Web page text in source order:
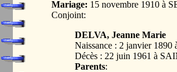
Mariage: 15 novembre 1910 à
Conjoint:
DELVA, Jeanne Marie
Naissance : 2 janvier
Décès : 22 juin 1961 à
Parents: